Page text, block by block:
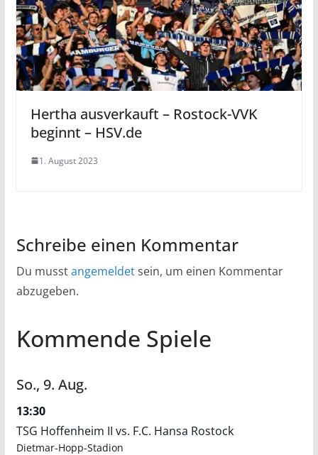
Hertha ausverkauft – Rostock-VVK
beginnt – HSV.de
1. August 2023
Schreibe einen Kommentar
Du musstangemeldetsein, um einen Kommentar
abzugeben.
Kommende Spiele
So., 9. Aug.
13:30
TSG Hoffenheim II vs. F.C. Hansa Rostock
Dietmar-Hopp-Stadion